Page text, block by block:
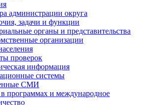
администрации округа
задачи и функции
органы и представительства
организации
проверок
информация
системы
СМИ
программах и международное